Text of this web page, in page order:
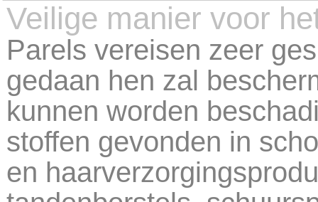
Veilige manier voor
Parels vereisen zeer
gedaan hen zal
kunnen worden
stoffen gevonden in
en